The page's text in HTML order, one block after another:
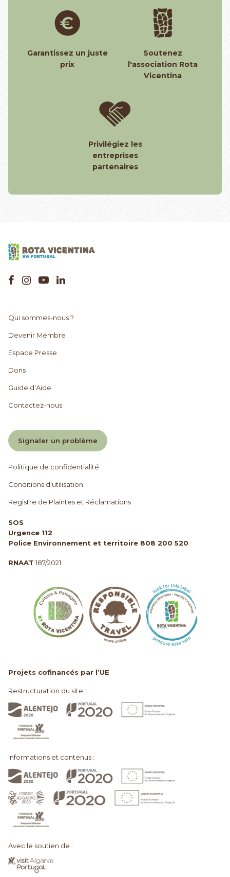
Garantissez un juste
prix
Soutenez
l'association Rota
Vicentina
Privilégiez les
entreprises
partenaires
Qui sommes-nous ?
Devenir Membre
Espace Presse
Dons
Guide d’Aide
Contactez-nous
Signaler un problème
Politique de confidentialité
Conditions d'utilisation
Registre de Plaintes et Réclamations
SOS
Urgence 112
Police Environnement et territoire 808 200 520
RNAAT 187/2021
Projets cofinancés par l’UE
Restructuration du site :
Informations et contenus :
Avec le soutien de :